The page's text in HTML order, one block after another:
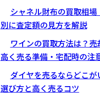
シャネル財布の買取相
別に査定額の見方を解説
ワインの買取方法は？売
高く売る準備・宅配時の注
ダイヤを売るならどこ
選び方と高く売るコツ